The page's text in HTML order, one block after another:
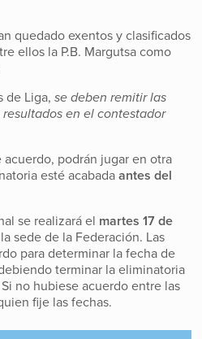
quedado exentos y clasificados
ellos la P.B. Margutsa como
de Liga,se deben remitir las
en el contestador
podrán jugar en otra
esté acabadaantes del
se realizará el martes 17 de
sede de la Federación. Las
para determinar la fecha de
terminar la eliminatoria
no hubiese acuerdo entre las
fije las fechas.